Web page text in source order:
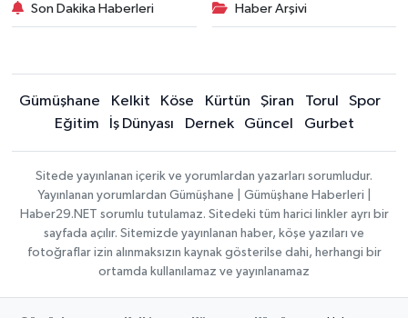
Son Dakika Haberleri Haber Arşivi
Gümüşhane Kelkit Köse Kürtün Şiran Torul
Spor
Eğitim
İş Dünyası Dernek Güncel Gurbet
Sitede yayınlanan içerik ve yorumlardan yazarları sorumludur.
Yayınlanan yorumlardan Gümüşhane | Gümüşhane Haberleri |
Haber29.NET sorumlu tutulamaz. Sitedeki tüm harici linkler ayrı bir
sayfada açılır. Sitemizde yayınlanan haber, köşe yazıları ve
fotoğraflar izin alınmaksızın kaynak gösterilse dahi, herhangi bir
ortamda kullanılamaz ve yayınlanamaz